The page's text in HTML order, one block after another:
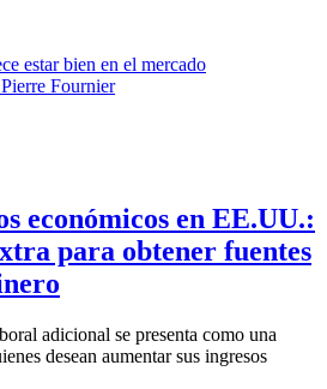
económicos en EE.UU.:
para obtener fuentes
adicional se presenta como una
desean aumentar sus ingresos